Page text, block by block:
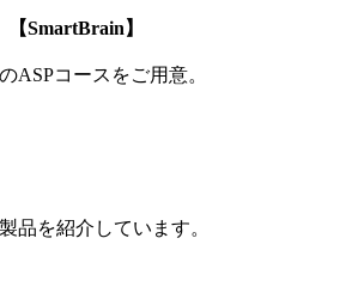
SmartBrain】
ASPコースをご用意。
品を紹介しています。